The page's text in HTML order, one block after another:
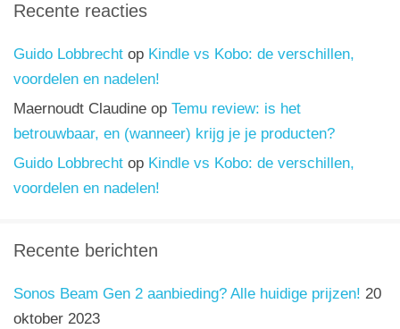
Recente reacties
Guido Lobbrecht op Kindle vs Kobo: de verschillen,
voordelen en nadelen!
Maernoudt Claudine op Temu review: is het
betrouwbaar, en (wanneer) krijg je je producten?
Guido Lobbrecht op Kindle vs Kobo: de verschillen,
voordelen en nadelen!
Recente berichten
Sonos Beam Gen 2 aanbieding? Alle huidige prijzen! 20
oktober 2023